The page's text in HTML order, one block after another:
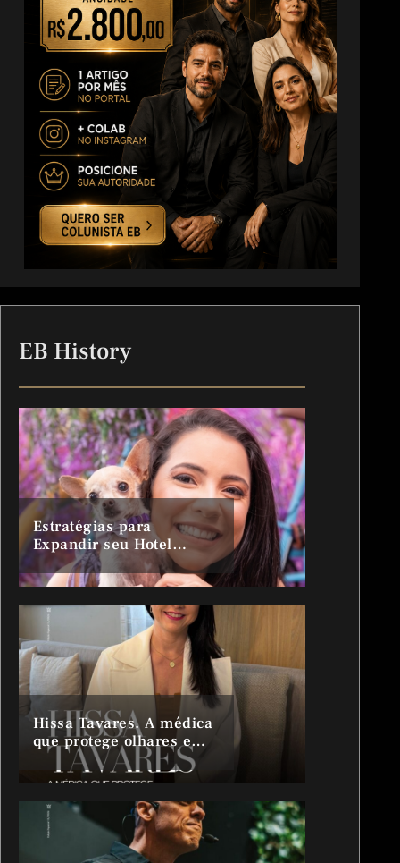
EB History
Estratégias para
Expandir seu Hotel
Domiciliar para Cães
Hissa Tavares. A médica
que protege olhares e
preserva histórias.